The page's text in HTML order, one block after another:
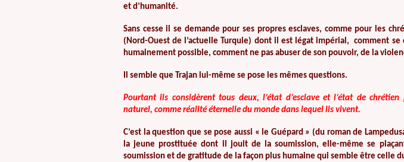
et d’humanité.
Sans cesse il se demande pour ses propres esclaves, comme pour les
(Nord-Ouest de l’actuelle Turquie) dont il est légat impérial, comment se
humainement possible, comment ne pas abuser de son pouvoir, de la
Il semble que Trajan lui-même se pose les mêmes questions.
Pourtant ils considèrent tous deux, l’état d’esclave et l’état de chrétien
naturel, comme réalité éternelle du monde dans lequel ils vivent.
C’est la question que se pose aussi « le Guépard » (du roman de
la jeune prostituée dont il jouit de la soumission, elle-même se
soumission et de gratitude de la façon plus humaine qui semble être celle